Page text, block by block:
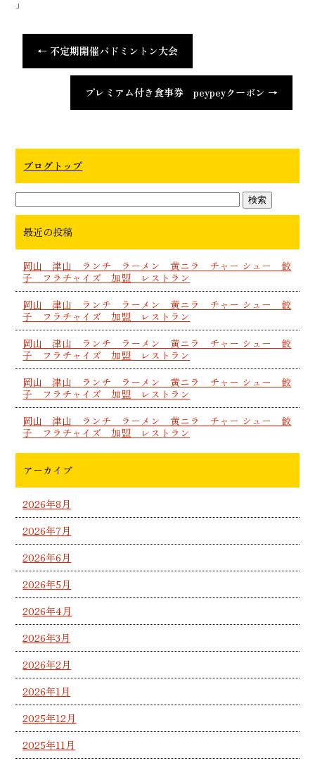
」
← 不定期開催バドミントン大会
プレミアム付き食事券 peypeyクーポン →
ブログトップ
最近の投稿
岡山 津山 ランチ ラーメン 黄ニラ チャー シュー 餃
子 フラチャイズ 加盟 レストラン
岡山 津山 ランチ ラーメン 黄ニラ チャー シュー 餃
子 フラチャイズ 加盟 レストラン
岡山 津山 ランチ ラーメン 黄ニラ チャー シュー 餃
子 フラチャイズ 加盟 レストラン
岡山 津山 ランチ ラーメン 黄ニラ チャー シュー 餃
子 フラチャイズ 加盟 レストラン
岡山 津山 ランチ ラーメン 黄ニラ チャー シュー 餃
子 フラチャイズ 加盟 レストラン
アーカイブ
2026年8月
2026年7月
2026年6月
2026年5月
2026年4月
2026年3月
2026年2月
2026年1月
2025年12月
2025年11月